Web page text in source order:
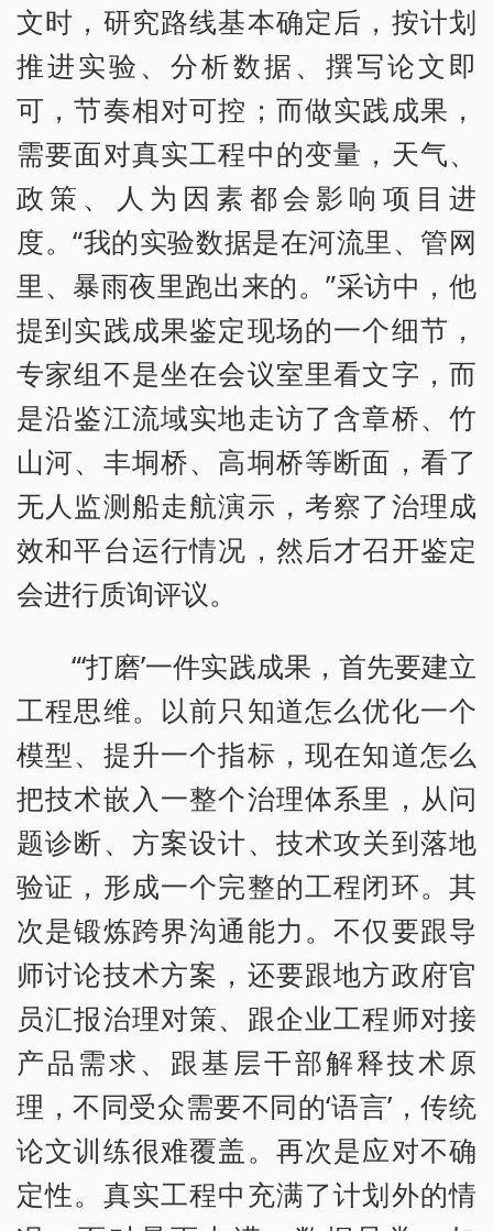
文时，研究路线基本确定后，按计划
推进实验、分析数据、撰写论文即
可，节奏相对可控；而做实践成果，
需要面对真实工程中的变量，天气、
政策、人为因素都会影响项目进
度。“我的实验数据是在河流里、管网
里、暴雨夜里跑出来的。”采访中，他
提到实践成果鉴定现场的一个细节，
专家组不是坐在会议室里看文字，而
是沿鉴江流域实地走访了含章桥、竹
山河、丰垌桥、高垌桥等断面，看了
无人监测船走航演示，考察了治理成
效和平台运行情况，然后才召开鉴定
会进行质询评议。
“‘打磨’一件实践成果，首先要建立
工程思维。以前只知道怎么优化一个
模型、提升一个指标，现在知道怎么
把技术嵌入一整个治理体系里，从问
题诊断、方案设计、技术攻关到落地
验证，形成一个完整的工程闭环。其
次是锻炼跨界沟通能力。不仅要跟导
师讨论技术方案，还要跟地方政府官
员汇报治理对策、跟企业工程师对接
产品需求、跟基层干部解释技术原
理，不同受众需要不同的‘语言’，传统
论文训练很难覆盖。再次是应对不确
定性。真实工程中充满了计划外的情